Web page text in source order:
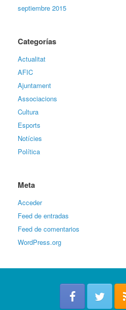
septiembre 2015
Categorías
Actualitat
AFIC
Ajuntament
Associacions
Cultura
Esports
Notícies
Política
Meta
Acceder
Feed de entradas
Feed de comentarios
WordPress.org